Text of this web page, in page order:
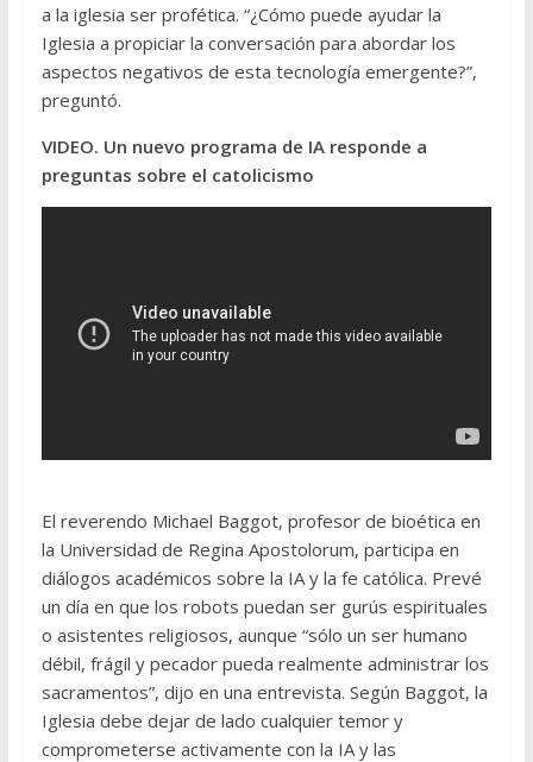
a la iglesia ser profética. “¿Cómo puede ayudar la
Iglesia a propiciar la conversación para abordar los
aspectos negativos de esta tecnología emergente?”,
preguntó.
VIDEO. Un nuevo programa de IA responde a
preguntas sobre el catolicismo
El reverendo Michael Baggot, profesor de bioética en
la Universidad de Regina Apostolorum, participa en
diálogos académicos sobre la IA y la fe católica. Prevé
un día en que los robots puedan ser gurús espirituales
o asistentes religiosos, aunque “sólo un ser humano
débil, frágil y pecador pueda realmente administrar los
sacramentos”, dijo en una entrevista. Según Baggot, la
Iglesia debe dejar de lado cualquier temor y
comprometerse activamente con la IA y las